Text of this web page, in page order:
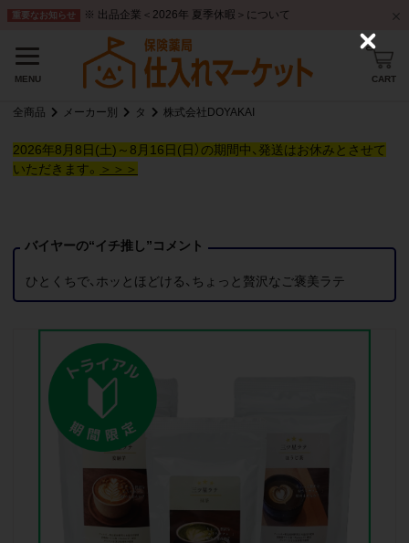
重要なお知らせ ※ 出品企業＜2026年 夏季休暇＞について
MENU CART
全商品 メーカー別 タ 株式会社DOYAKAI
2026年8月8日(土)～8月16日(日）の期間中、発送はお休みとさせて
いただきます。
＞＞＞
バイヤーの“イチ推し”コメント
ひとくちで、ホッとほどける、ちょっと贅沢なご褒美ラテ
C
o